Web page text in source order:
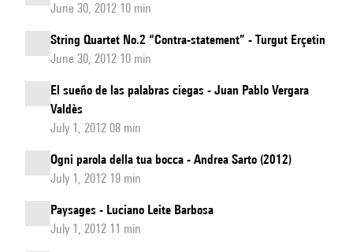
June 30, 2012 10 min
String Quartet No.2 “Contra-statement” - Turgut Erçetin
June 30, 2012 10 min
El sueño de las palabras ciegas - Juan Pablo Vergara
Valdès
July 1, 2012 08 min
Ogni parola della tua bocca - Andrea Sarto (2012)
July 1, 2012 19 min
Paysages - Luciano Leite Barbosa
July 1, 2012 11 min